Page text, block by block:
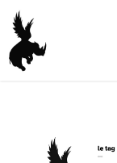
Skip
content